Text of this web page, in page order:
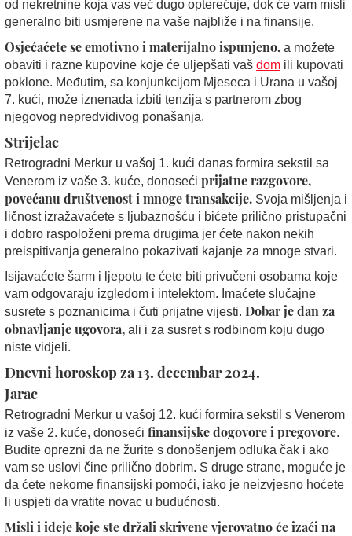
od nekretnine koja vas već dugo opterećuje, dok će vam misli
generalno biti usmjerene na vaše najbliže i na finansije.
Osjećaćete se emotivno i materijalno ispunjeno, a možete
obaviti i razne kupovine koje će uljepšati vaš dom ili kupovati
poklone. Međutim, sa konjunkcijom Mjeseca i Urana u vašoj
7. kući, može iznenada izbiti tenzija s partnerom zbog
njegovog nepredvidivog ponašanja.
Strijelac
Retrogradni Merkur u vašoj 1. kući danas formira sekstil sa
Venerom iz vaše 3. kuće, donoseći prijatne razgovore,
povećanu društvenost i mnoge transakcije. Svoja mišljenja i
ličnost izražavaćete s ljubaznošću i bićete prilično pristupačni
i dobro raspoloženi prema drugima jer ćete nakon nekih
preispitivanja generalno pokazivati kajanje za mnoge stvari.
Isijavaćete šarm i ljepotu te ćete biti privučeni osobama koje
vam odgovaraju izgledom i intelektom. Imaćete slučajne
susrete s poznanicima i čuti prijatne vijesti. Dobar je dan za
obnavljanje ugovora, ali i za susret s rodbinom koju dugo
niste vidjeli.
Dnevni horoskop za 13. decembar 2024.
Jarac
Retrogradni Merkur u vašoj 12. kući formira sekstil s Venerom
iz vaše 2. kuće, donoseći finansijske dogovore i pregovore.
Budite oprezni da ne žurite s donošenjem odluka čak i ako
vam se uslovi čine prilično dobrim. S druge strane, moguće je
da ćete nekome finansijski pomoći, iako je neizvjesno hoćete
li uspjeti da vratite novac u budućnosti.
Misli i ideje koje ste držali skrivene vjerovatno će izaći na